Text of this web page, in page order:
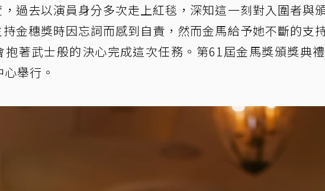
過去以演員身分多次走上紅毯，深知這一刻對入圍者與
金穗獎時因忘詞而感到自責，然而金馬給予她不斷的支
著武士般的決心完成這次任務。第61屆金馬獎頒獎典
舉行。